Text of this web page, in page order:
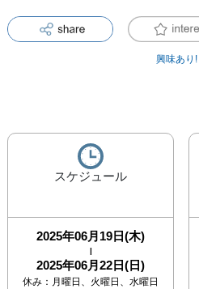
興味あり!
スケジュール
2025年06月19日(木)
|
2025年06月22日(日)
休み： 月曜日、火曜日、水曜日